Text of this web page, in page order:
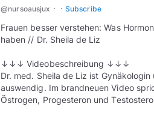
@nursoausjux · · Subscribe
Frauen besser verstehen: Was
haben // Dr. Sheila de Liz
↓↓↓ Videobeschreibung ↓↓↓
Dr. med. Sheila de Liz ist
auswendig. Im brandneuen Video
Östrogen, Progesteron und